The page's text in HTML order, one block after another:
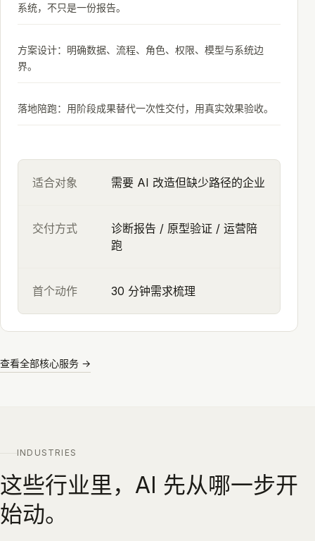
系统，不只是一份报告。
方案设计：明确数据、流程、角色、权限、模型与系统边
界。
落地陪跑：用阶段成果替代一次性交付，用真实效果验收。
适合对象 需要 AI 改造但缺少路径的企业
交付方式
诊断报告 / 原型验证 / 运营陪
跑
首个动作 30 分钟需求梳理
查看全部核心服务 →
INDUSTRIES
这些行业里，AI 先从哪一步开
始动。